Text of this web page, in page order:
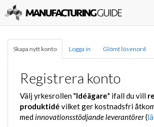
Skapa nytt konto Logga in Glömt lösenord
Registrera konto
Välj yrkesrollen "Idéägare" ifall du vill
produktidé vilket ger kostnadsfri
medinnovationsstödjande leverantörer(